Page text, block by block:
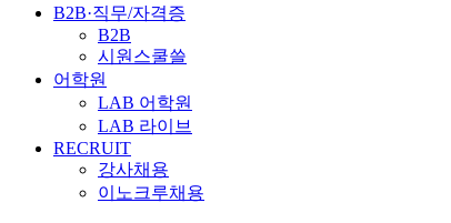
B2B·직무/자격증
B2B
시원스쿨쓸
어학원
LAB 어학원
LAB 라이브
RECRUIT
강사채용
이노크루채용